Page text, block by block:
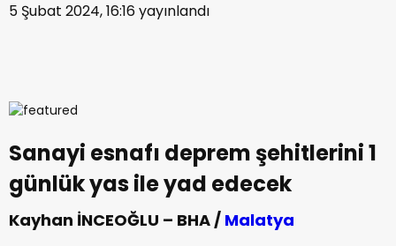
5 Şubat 2024, 16:16yayınlandı
Sanayi esnafı deprem şehitlerini 1
günlük yas ile yad edecek
Kayhan İNCEOĞLU – BHA / Malatya